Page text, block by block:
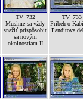
TV_732
Musíme sa vždy
snažiť prispôsobiť
sa novým
okolnostiam II
TV_733
Príbeh o
Panditova